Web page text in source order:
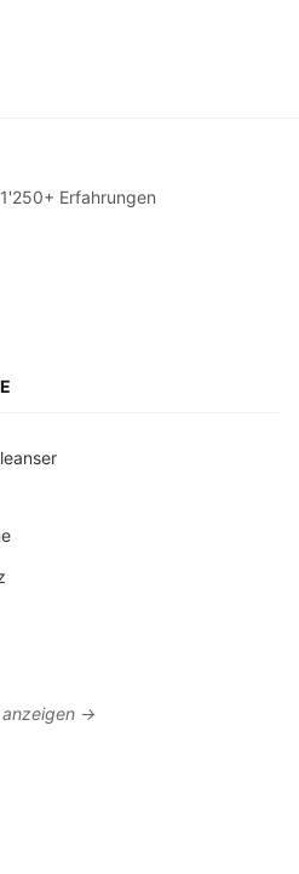
1'250+ Erfahrungen
→